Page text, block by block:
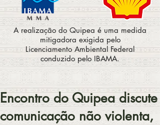
A realização do Quipea é uma medida
mitigadora exigida pelo
Licenciamento Ambiental Federal
conduzido pelo IBAMA.
Encontro do Quipea discute
comunicação não violenta,